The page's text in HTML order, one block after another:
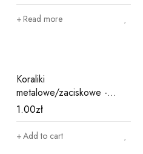
Read more
Koraliki
metalowe/zaciskowe -
różowe M2
1.00zł
Add to cart